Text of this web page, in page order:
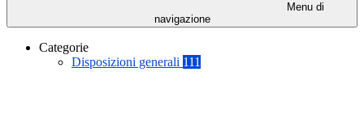
Menu di
navigazione
Categorie
Disposizioni generali 111